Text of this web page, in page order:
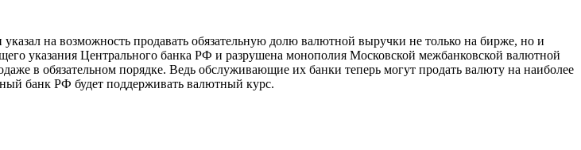
на возможность продавать обязательную долю валютной выручки не только на бирже, но и
указания Центрального банка РФ и разрушена монополия Московской межбанковской валютной
в обязательном порядке. Ведь обслуживающие их банки теперь могут продать валюту на наиболее
банк РФ будет поддерживать валютный курс.